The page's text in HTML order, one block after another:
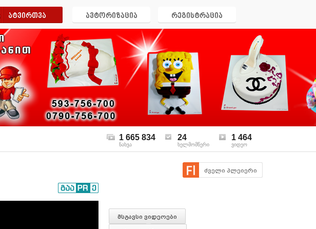
ატვირთვა ავტორიზაცია რეგისტრაცია
1 665 834
ნახვა
24
ხელმომწერი
1 464
ვიდეო
ძველი პლეიერი
მსგავსი ვიდეოები